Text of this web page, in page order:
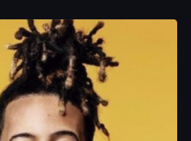
como “Besas Tan
o “Calma” lo han hecho
mundo musical.